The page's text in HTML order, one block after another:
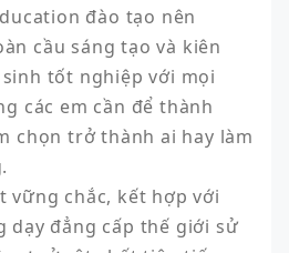
đào tạo nên
cầu sáng tạo và kiên
tốt nghiệp với mọi
các em cần để thành
chọn trở thành ai hay làm
vững chắc, kết hợp với
dạy đẳng cấp thế giới sử